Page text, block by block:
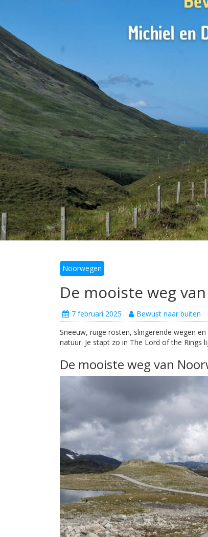
Noorwegen
De mooiste weg
7 februari 2025
Bewust naar buiten
Sneeuw, ruige rosten, slingerende wegen
natuur. Je stapt zo in The Lord of the Rings
De mooiste weg van